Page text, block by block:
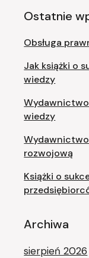
Ostatnie
Obsługa
Jak książki o
wiedzy
wiedzy
rozwojową
Książki o
Archiwa
sierpień 2026